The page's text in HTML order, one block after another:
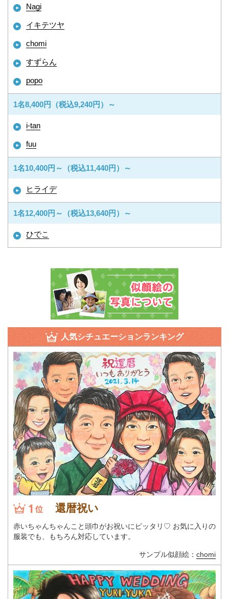
Nagi
イキテツヤ
chomi
すずらん
popo
1名8,400円（税込9,240円）～
i-tan
fuu
1名10,400円～（税込11,440円）～
ヒライデ
1名12,400円～（税込13,640円）～
ひでこ
人気シチュエーションランキング
還暦祝い
赤いちゃんちゃんこと頭巾がお祝いにピッタリ♡ お気に入りの
服装でも、もちろん対応しています。
サンプル似顔絵： chomi